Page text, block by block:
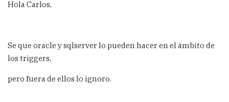
Hola Carlos,
Se que oracle y sqlserver lo pueden hacer en el ámbito de
los triggers,
pero fuera de ellos lo ignoro.